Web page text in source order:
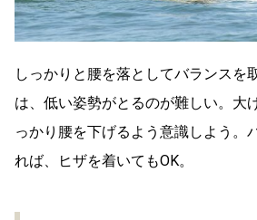
しっかりと腰を落としてバランスを
は、低い姿勢がとるのが難しい。大
っかり腰を下げるよう意識しよう。
れば、ヒザを着いてもOK。